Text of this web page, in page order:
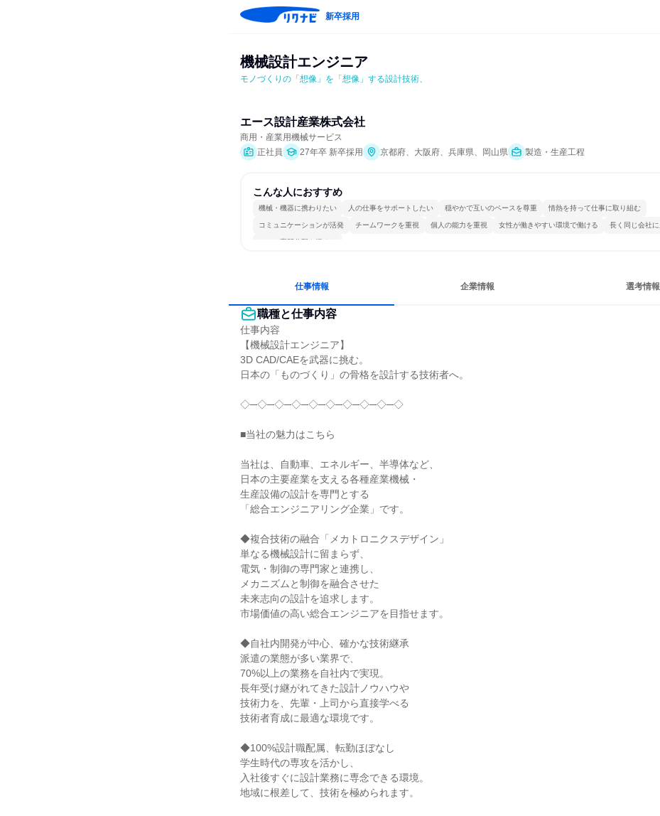
新卒採用
機械設計エンジニア
モノづくりの「想像」を「想像」する設計技術、
エース設計産業株式会社
商用・産業用機械サービス
正社員
27年卒 新卒採用 京都府、大阪府、兵庫県、岡山県 製造・生産工程
こんな人におすすめ
機械・機器に携わりたい 人の仕事をサポートしたい 穏やかで互いのペースを尊重 情熱を持って仕事に取り組む
コミュニケーションが活発 チームワークを重視 個人の能力を重視 女性が働きやすい環境で働ける 長く同じ会社
一つの専門分野を極める
仕事情報 企業情報 選考情報
職種と仕事内容
仕事内容
【機械設計エンジニア】
3D CAD/CAEを武器に挑む。
日本の「ものづくり」の骨格を設計する技術者へ。
◇─◇─◇─◇─◇─◇─◇─◇─◇─◇
■当社の魅力はこちら
当社は、自動車、エネルギー、半導体など、
日本の主要産業を支える各種産業機械・
生産設備の設計を専門とする
「総合エンジニアリング企業」です。
◆複合技術の融合「メカトロニクスデザイン」
単なる機械設計に留まらず、
電気・制御の専門家と連携し、
メカニズムと制御を融合させた
未来志向の設計を追求します。
市場価値の高い総合エンジニアを目指せます。
◆自社内開発が中心、確かな技術継承
派遣の業態が多い業界で、
70%以上の業務を自社内で実現。
長年受け継がれてきた設計ノウハウや
技術力を、先輩・上司から直接学べる
技術者育成に最適な環境です。
◆100%設計職配属、転勤ほぼなし
学生時代の専攻を活かし、
入社後すぐに設計業務に専念できる環境。
地域に根差して、技術を極められます。